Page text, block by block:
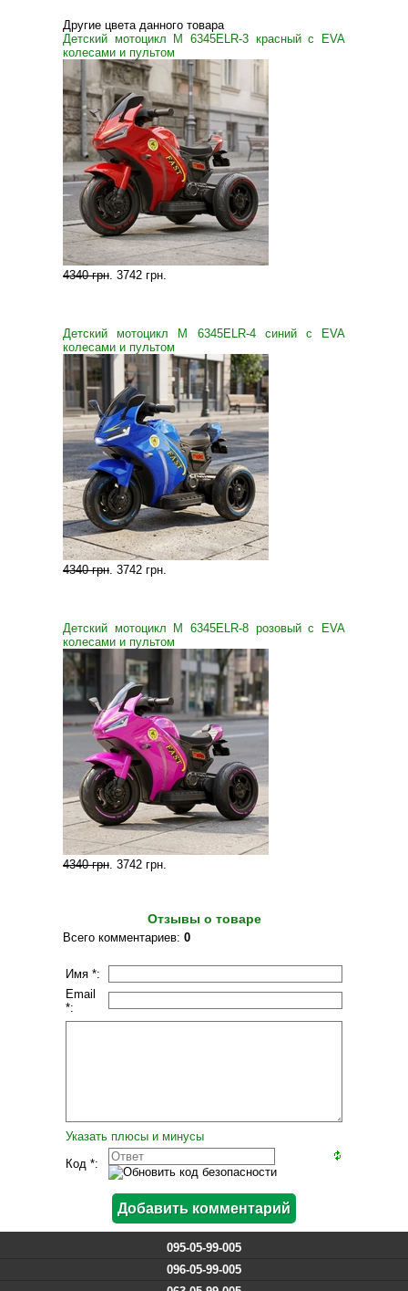
Другие цвета данного товара
Детский мотоцикл M 6345ELR-3 красный с EVA
колесами и пультом
4340 грн. 3742 грн.
Детский мотоцикл M 6345ELR-4 синий с EVA
колесами и пультом
4340 грн. 3742 грн.
Детский мотоцикл M 6345ELR-8 розовый с EVA
колесами и пультом
4340 грн. 3742 грн.
Отзывы о товаре
Всего комментариев: 0
Имя *:
Email
*:
Указать плюсы и минусы
Код *:
095-05-99-005
096-05-99-005